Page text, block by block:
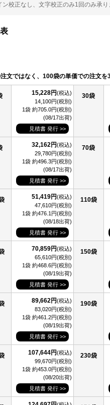
校正なし、文字校正のみ1回のみ承り
文ではなく、100袋の単価での注文を
15,228円(税込)
14,100円(税別)
1袋 約705.0円(税別)
(08/17出荷)
見積書 発行 >>
30袋
32,162円(税込)
29,780円(税別)
1袋 約496.3円(税別)
(08/17出荷)
見積書 発行 >>
70袋
51,419円(税込)
47,610円(税別)
1袋 約476.1円(税別)
(08/18出荷)
見積書 発行 >>
110袋
70,859円(税込)
65,610円(税別)
1袋 約468.6円(税別)
(08/19出荷)
見積書 発行 >>
150袋
89,662円(税込)
83,020円(税別)
1袋 約461.2円(税別)
(08/19出荷)
見積書 発行 >>
190袋
107,644円(税込)
99,670円(税別)
1袋 約453.0円(税別)
(08/20出荷)
見積書 発行 >>
230袋